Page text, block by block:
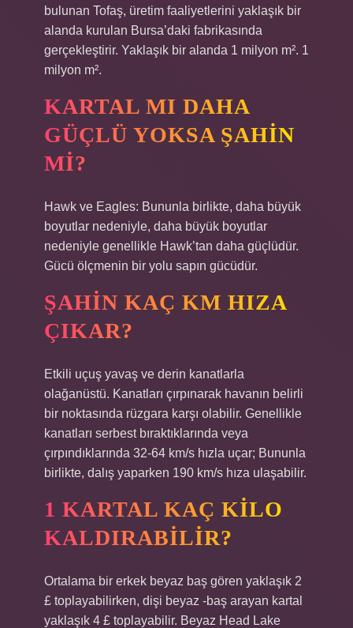
bulunan Tofaş, üretim faaliyetlerini yaklaşık bir
alanda kurulan Bursa’daki fabrikasında
gerçekleştirir. Yaklaşık bir alanda 1 milyon m². 1
milyon m².
KARTAL MI DAHA
GÜÇLÜ YOKSA ŞAHIN
MI?
Hawk ve Eagles: Bununla birlikte, daha büyük
boyutlar nedeniyle, daha büyük boyutlar
nedeniyle genellikle Hawk’tan daha güçlüdür.
Gücü ölçmenin bir yolu sapın gücüdür.
ŞAHIN KAÇ KM HIZA
ÇIKAR?
Etkili uçuş yavaş ve derin kanatlarla
olağanüstü. Kanatları çırpınarak havanın belirli
bir noktasında rüzgara karşı olabilir. Genellikle
kanatları serbest bıraktıklarında veya
çırpındıklarında 32-64 km/s hızla uçar; Bununla
birlikte, dalış yaparken 190 km/s hıza ulaşabilir.
1 KARTAL KAÇ KILO
KALDIRABILIR?
Ortalama bir erkek beyaz baş gören yaklaşık 2
£ toplayabilirken, dişi beyaz -baş arayan kartal
yaklaşık 4 £ toplayabilir. Beyaz Head Lake